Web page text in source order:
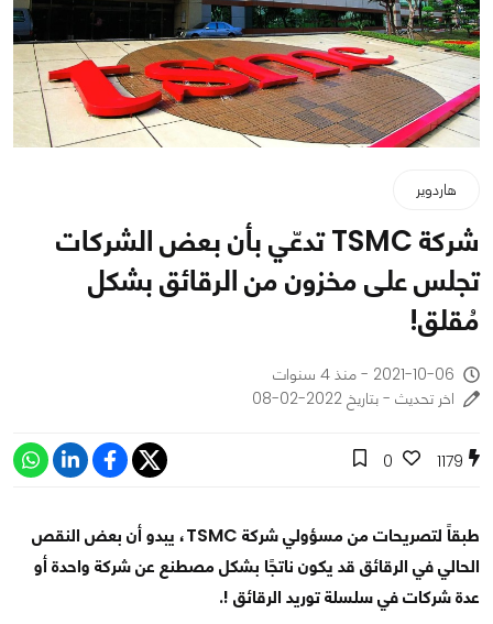
هاردوير
شركة TSMC تدعّي بأن بعض الشركات
تجلس على مخزون من الرقائق بشكل
مُقلق!
2021-10-06 - منذ 4 سنوات
اخر تحديث - بتاريخ 2022-02-08
1179
0
طبقاً لتصريحات من مسؤولي شركة TSMC، يبدو أن بعض النقص
الحالي في الرقائق قد يكون ناتجًا بشكل مصطنع عن شركة واحدة أو
عدة شركات في سلسلة توريد الرقائق !.